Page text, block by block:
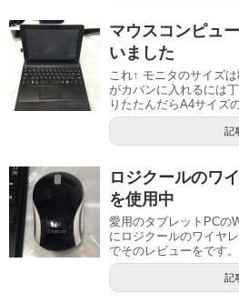
マウスコンピュ
いました
これ↑ モニタのサイズ
がカバンに入れるには
りたたんだらA4サイズ
記
ロジクールのワ
を使用中
愛用のタブレットPCの
にロジクールのワイヤ
でそのレビューをです
記